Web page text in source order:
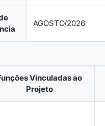
AGOSTO/2026
Vinculadas ao
Projeto